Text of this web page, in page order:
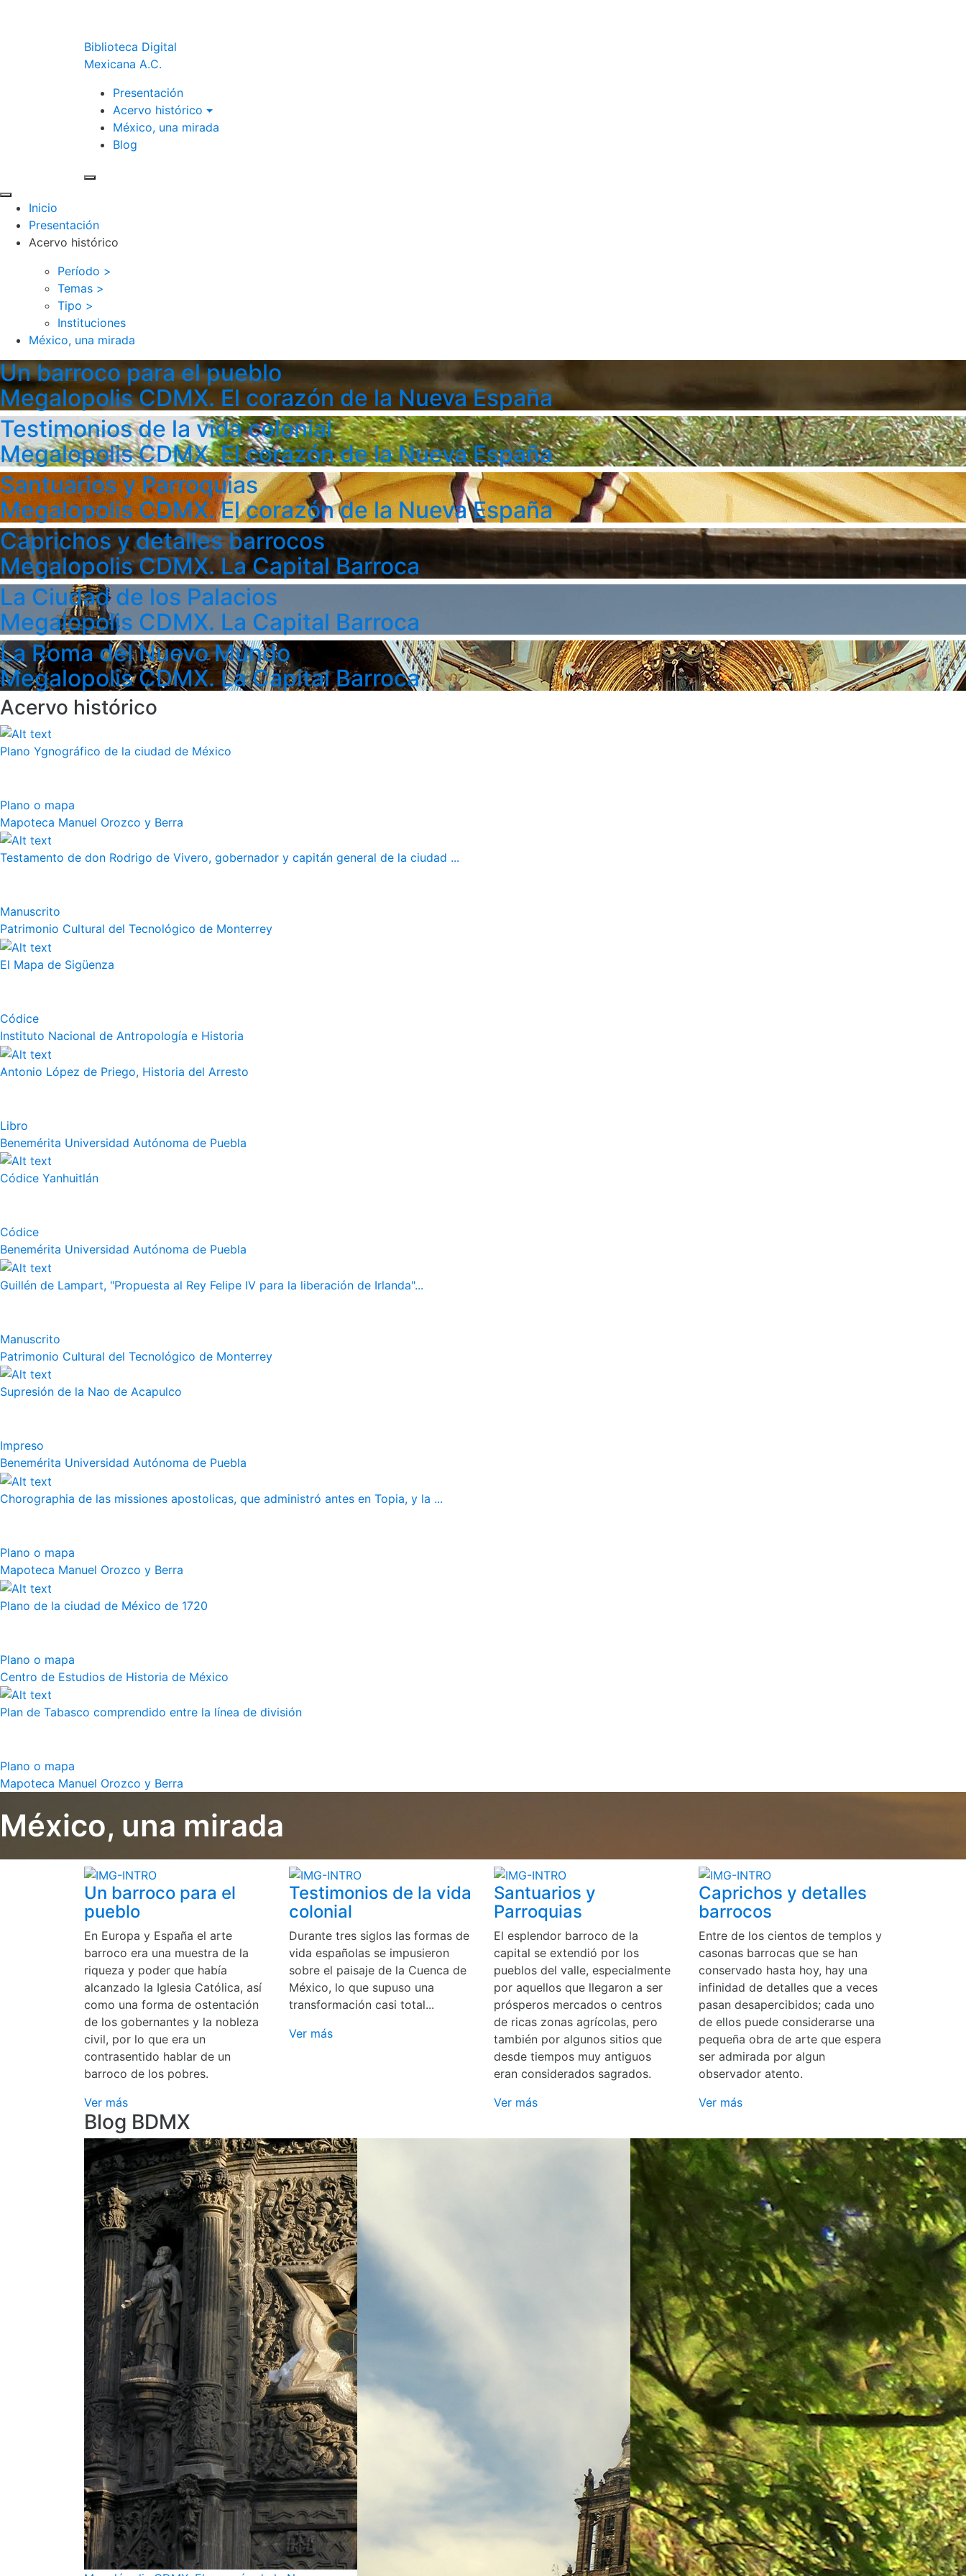
Biblioteca Digital
Mexicana A.C.
Presentación
Acervo histórico
México, una mirada
Blog
Inicio
Presentación
Acervo histórico
Período >
Temas >
Tipo >
Instituciones
México, una mirada
Un barroco para el pueblo
Megalopolis CDMX. El corazón de la Nueva España
Testimonios de la vida colonial
Megalopolis CDMX. El corazón de la Nueva España
Santuarios y Parroquias
Megalopolis CDMX. El corazón de la Nueva España
Caprichos y detalles barrocos
Megalopolis CDMX. La Capital Barroca
La Ciudad de los Palacios
Megalopolis CDMX. La Capital Barroca
La Roma del Nuevo Mundo
Megalopolis CDMX. La Capital Barroca
Acervo histórico
Plano Ygnográfico de la ciudad de México
Plano o mapa
Mapoteca Manuel Orozco y Berra
Testamento de don Rodrigo de Vivero, gobernador y capitán general de la ciudad ...
Manuscrito
Patrimonio Cultural del Tecnológico de Monterrey
El Mapa de Sigüenza
Códice
Instituto Nacional de Antropología e Historia
Antonio López de Priego, Historia del Arresto
Libro
Benemérita Universidad Autónoma de Puebla
Códice Yanhuitlán
Códice
Benemérita Universidad Autónoma de Puebla
Guillén de Lampart, "Propuesta al Rey Felipe IV para la liberación de Irlanda"...
Manuscrito
Patrimonio Cultural del Tecnológico de Monterrey
Supresión de la Nao de Acapulco
Impreso
Benemérita Universidad Autónoma de Puebla
Chorographia de las missiones apostolicas, que administró antes en Topia, y la ...
Plano o mapa
Mapoteca Manuel Orozco y Berra
Plano de la ciudad de México de 1720
Plano o mapa
Centro de Estudios de Historia de México
Plan de Tabasco comprendido entre la línea de división
Plano o mapa
Mapoteca Manuel Orozco y Berra
México, una mirada
Un barroco para el
pueblo
En Europa y España el arte
barroco era una muestra de la
riqueza y poder que había
alcanzado la Iglesia Católica, así
como una forma de ostentación
de los gobernantes y la nobleza
civil, por lo que era un
contrasentido hablar de un
barroco de los pobres.
Ver más
Testimonios de la vida
colonial
Durante tres siglos las formas de
vida españolas se impusieron
sobre el paisaje de la Cuenca de
México, lo que supuso una
transformación casi total...
Ver más
Santuarios y
Parroquias
El esplendor barroco de la
capital se extendió por los
pueblos del valle, especialmente
por aquellos que llegaron a ser
prósperos mercados o centros
de ricas zonas agrícolas, pero
también por algunos sitios que
desde tiempos muy antiguos
eran considerados sagrados.
Ver más
Caprichos y detalles
barrocos
Entre de los cientos de templos y
casonas barrocas que se han
conservado hasta hoy, hay una
infinidad de detalles que a veces
pasan desapercibidos; cada uno
de ellos puede considerarse una
pequeña obra de arte que espera
ser admirada por algun
observador atento.
Ver más
Blog BDMX